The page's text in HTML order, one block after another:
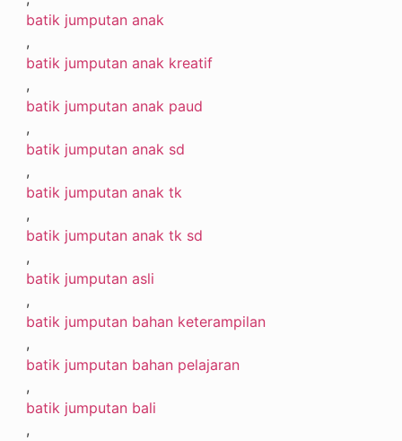
batik jumputan anak
,
batik jumputan anak kreatif
,
batik jumputan anak paud
,
batik jumputan anak sd
,
batik jumputan anak tk
,
batik jumputan anak tk sd
,
batik jumputan asli
,
batik jumputan bahan keterampilan
,
batik jumputan bahan pelajaran
,
batik jumputan bali
,